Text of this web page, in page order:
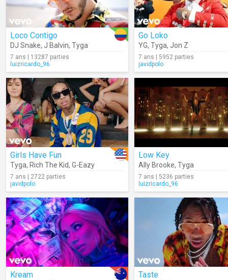
Loco Contigo
DJ Snake, J Balvin, Tyga
7 ans | 13287 parties
luizricardo_96
Go Loko
YG, Tyga, Jon Z
7 ans | 5952 parties
javidpolo
Girls Have Fun
Tyga, Rich The Kid, G-Eazy
7 ans | 2722 parties
javidpolo
Low Key
Ally Brooke, Tyga
7 ans | 5236 parties
luizricardo_96
Kream Taste